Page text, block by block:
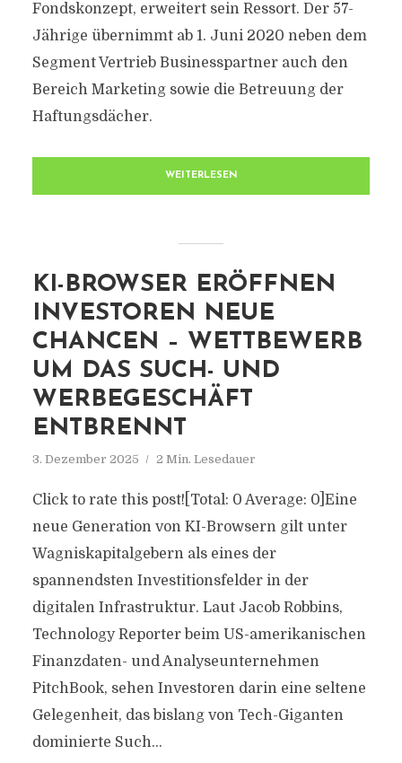
Fondskonzept, erweitert sein Ressort. Der 57-
Jährige übernimmt ab 1. Juni 2020 neben dem
Segment Vertrieb Businesspartner auch den
Bereich Marketing sowie die Betreuung der
Haftungsdächer.
WEITERLESEN
KI-BROWSER ERÖFFNEN
INVESTOREN NEUE
CHANCEN – WETTBEWERB
UM DAS SUCH- UND
WERBEGESCHÄFT
ENTBRENNT
3. Dezember 2025 2 Min. Lesedauer
Click to rate this post![Total: 0 Average: 0]Eine
neue Generation von KI-Browsern gilt unter
Wagniskapitalgebern als eines der
spannendsten Investitionsfelder in der
digitalen Infrastruktur. Laut Jacob Robbins,
Technology Reporter beim US-amerikanischen
Finanzdaten- und Analyseunternehmen
PitchBook, sehen Investoren darin eine seltene
Gelegenheit, das bislang von Tech-Giganten
dominierte Such...